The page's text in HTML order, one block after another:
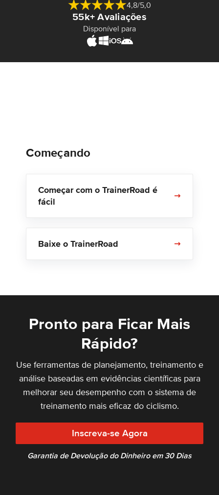
4,8/5,0
55k+ Avaliações
Disponível para
Começando
Começar com o TrainerRoad é
fácil
Baixe o TrainerRoad
Pronto para Ficar Mais
Rápido?
Use ferramentas de planejamento, treinamento e
análise baseadas em evidências científicas para
melhorar seu desempenho com o sistema de
treinamento mais eficaz do ciclismo.
Inscreva-se Agora
Garantia de Devolução do Dinheiro em 30 Dias